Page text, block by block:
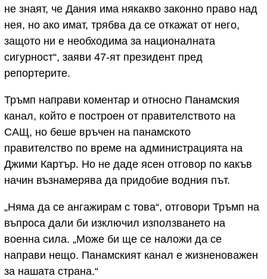
не знаят, че Дания има някакво законно право над
нея, но ако имат, трябва да се откажат от него,
защото ни е необходима за националната
сигурност“, заяви 47-ят президент пред
репортерите.
Тръмп направи коментар и относно Панамския
канал, който е построен от правителството на
САЩ, но беше връчен на панамското
правителство по време на администрацията на
Джими Картър. Но не даде ясен отговор по какъв
начин възнамерява да придобие водния път.
„Няма да се ангажирам с това“, отговори Тръмп на
въпроса дали би изключил използването на
военна сила. „Може би ще се наложи да се
направи нещо. Панамският канал е жизненоважен
за нашата страна.“